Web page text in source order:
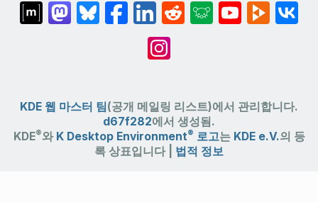
KDE 웹 마스터 팀(공개 메일링 리스트)에서 관리합니다.
d67f282에서 생성됨.
KDE®와 K Desktop Environment® 로고는 KDE e.V.의 등
록 상표입니다 | 법적 정보